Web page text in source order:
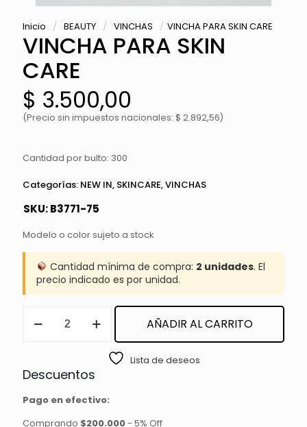
Inicio / BEAUTY / VINCHAS / VINCHA PARA SKIN CARE
VINCHA PARA SKIN
CARE
$ 3.500,00
(Precio sin impuestos nacionales: $ 2.892,56)
Cantidad por bulto: 300
Categorías: NEW IN, SKINCARE,VINCHAS
SKU:B3771-75
Modelo o color sujeto a stock
Cantidad mínima de compra: 2 unidades. El
precio indicado es por unidad.
PARA
AÑADIR AL CARRITO
Lista de deseos
Descuentos
Pago en efectivo:
Comprando $200.000- 5% Off